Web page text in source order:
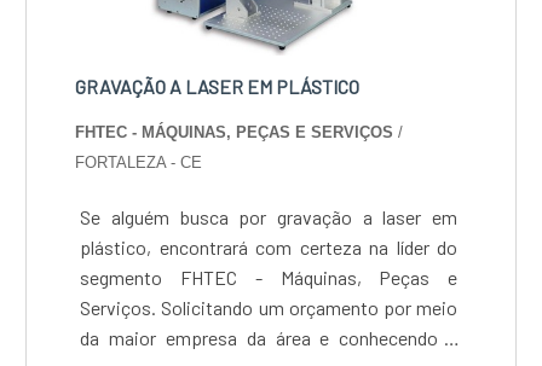
GRAVAÇÃO A LASER EM PLÁSTICO
FHTEC - MÁQUINAS, PEÇAS E SERVIÇOS /
FORTALEZA - CE
Se alguém busca por gravação a laser em
plástico, encontrará com certeza na líder do
segmento FHTEC - Máquinas, Peças e
Serviços. Solicitando um orçamento por meio
da maior empresa da área e conhecendo a